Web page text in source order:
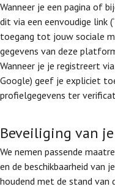
Wanneer je een pagina of
dit via een eenvoudige link
toegang tot jouw sociale
gegevens van deze
Wanneer je je registreert
Google) geef je expliciet
profielgegevens ter
Beveiliging van
We nemen passende
en de beschikbaarheid van
houdend met de stand van